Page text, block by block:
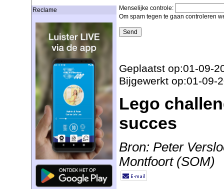
Reclame
Menselijke controle:
Om spam tegen te gaan controleren
Geplaatst op:01-09-
Bijgewerkt op:01-09-
Lego
succes
Bron: Peter
Montfoort (SOM)